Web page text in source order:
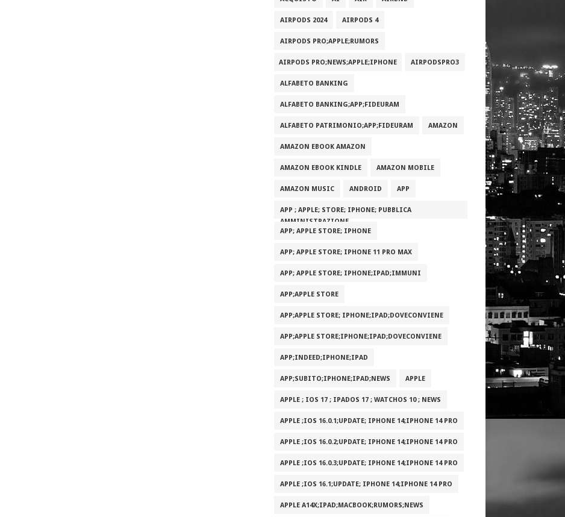
AIRPODS 2024 AIRPODS 4
AIRPODS PRO;APPLE;RUMORS
AIRPODS PRO;NEWS;APPLE;IPHONE AIRPODSPRO3
ALFABETO BANKING
ALFABETO BANKING;APP;FIDEURAM
ALFABETO PATRIMONI‪O‬;APP;FIDEURAM AMAZON
AMAZON EBOOK AMAZON
AMAZON EBOOK KINDLE AMAZON MOBILE
AMAZON MUSIC ANDROID APP
APP ; APPLE; STORE; IPHONE; PUBBLICA
AMMINISTRAZIONE
APP; APPLE STORE; IPHONE
APP; APPLE STORE; IPHONE 11 PRO MAX
APP; APPLE STORE; IPHONE;IPAD;IMMUNI
APP;APPLE STORE
APP;APPLE STORE; IPHONE;IPAD;DOVECONVIENE
APP;APPLE STORE;IPHONE;IPAD;DOVECONVIENE
APP;INDEED;IPHONE;IPAD
APP;SUBITO;IPHONE;IPAD;NEWS APPLE
APPLE ; IOS 17 ; IPADOS 17 ; WATCHOS 10 ; NEWS
APPLE ;IOS 16.0.1;UPDATE; IPHONE 14;IPHONE 14 PRO
APPLE ;IOS 16.0.2;UPDATE; IPHONE 14;IPHONE 14 PRO
APPLE ;IOS 16.0.3;UPDATE; IPHONE 14;IPHONE 14 PRO
APPLE ;IOS 16.1;UPDATE; IPHONE 14;IPHONE 14 PRO
APPLE A14X;IPAD;MACBOOK;RUMORS;NEWS